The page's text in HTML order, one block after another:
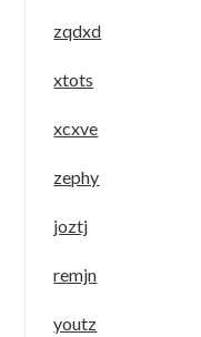
zqdxd
xtots
xcxve
zephy
joztj
remjn
youtz